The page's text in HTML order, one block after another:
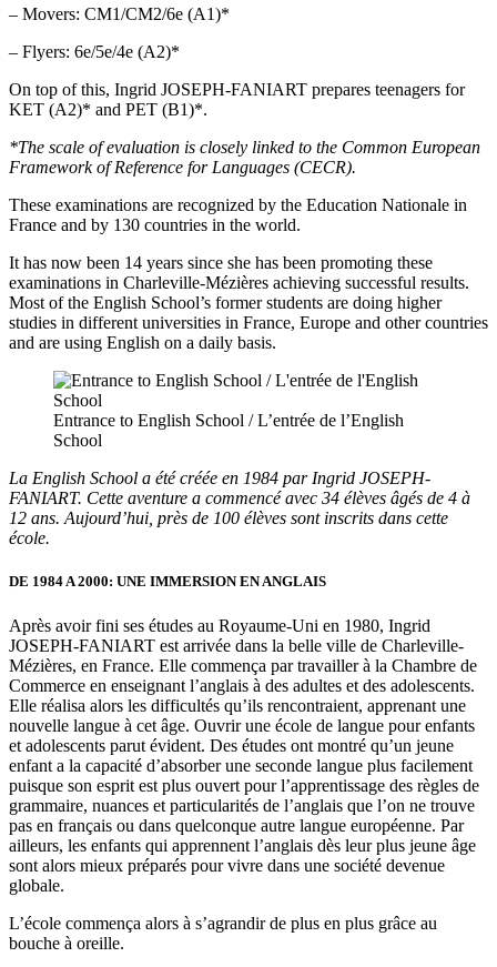
– Movers: CM1/CM2/6e (A1)*
– Flyers: 6e/5e/4e (A2)*
On top of this, Ingrid JOSEPH-FANIART prepares teenagers for
KET (A2)* and PET (B1)*.
*The scale of evaluation is closely linked to the Common European
Framework of Reference for Languages (CECR).
These examinations are recognized by the Education Nationale in
France and by 130 countries in the world.
It has now been 14 years since she has been promoting these
examinations in Charleville-Mézières achieving successful results.
Most of the English School’s former students are doing higher
studies in different universities in France, Europe and other countries
and are using English on a daily basis.
Entrance to English School / L’entrée de l’English
School
La English School a été créée en 1984 par Ingrid JOSEPH-
FANIART. Cette aventure a commencé avec 34 élèves âgés de 4 à
12 ans. Aujourd’hui, près de 100 élèves sont inscrits dans cette
école.
DE 1984 A 2000: UNE IMMERSION EN ANGLAIS
Après avoir fini ses études au Royaume-Uni en 1980, Ingrid
JOSEPH-FANIART est arrivée dans la belle ville de Charleville-
Mézières, en France. Elle commença par travailler à la Chambre de
Commerce en enseignant l’anglais à des adultes et des adolescents.
Elle réalisa alors les difficultés qu’ils rencontraient, apprenant une
nouvelle langue à cet âge. Ouvrir une école de langue pour enfants
et adolescents parut évident. Des études ont montré qu’un jeune
enfant a la capacité d’absorber une seconde langue plus facilement
puisque son esprit est plus ouvert pour l’apprentissage des règles de
grammaire, nuances et particularités de l’anglais que l’on ne trouve
pas en français ou dans quelconque autre langue européenne. Par
ailleurs, les enfants qui apprennent l’anglais dès leur plus jeune âge
sont alors mieux préparés pour vivre dans une société devenue
globale.
L’école commença alors à s’agrandir de plus en plus grâce au
bouche à oreille.